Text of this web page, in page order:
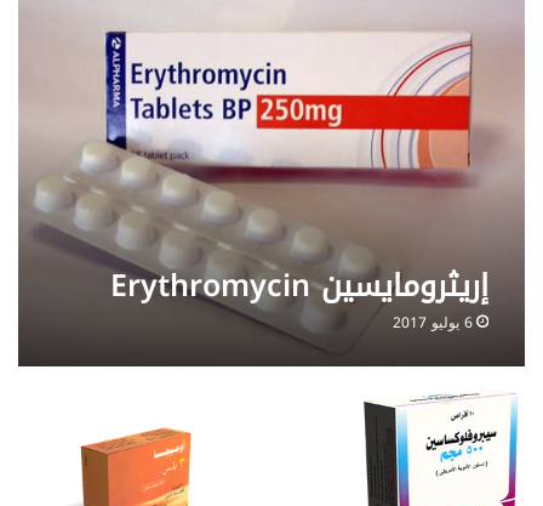
إريثرومايسين Erythromycin
6 يوليو 2017